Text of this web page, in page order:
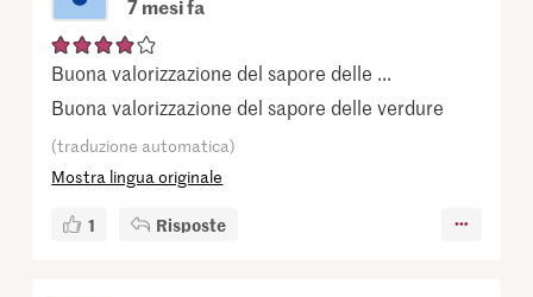
7 mesi fa
Buona valorizzazione del sapore delle ...
Buona valorizzazione del sapore delle verdure
(traduzione automatica)
Mostra lingua originale
1 Risposte